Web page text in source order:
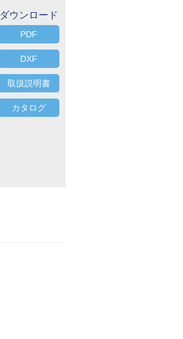
ダウンロード
PDF
DXF
取扱説明書
カタログ